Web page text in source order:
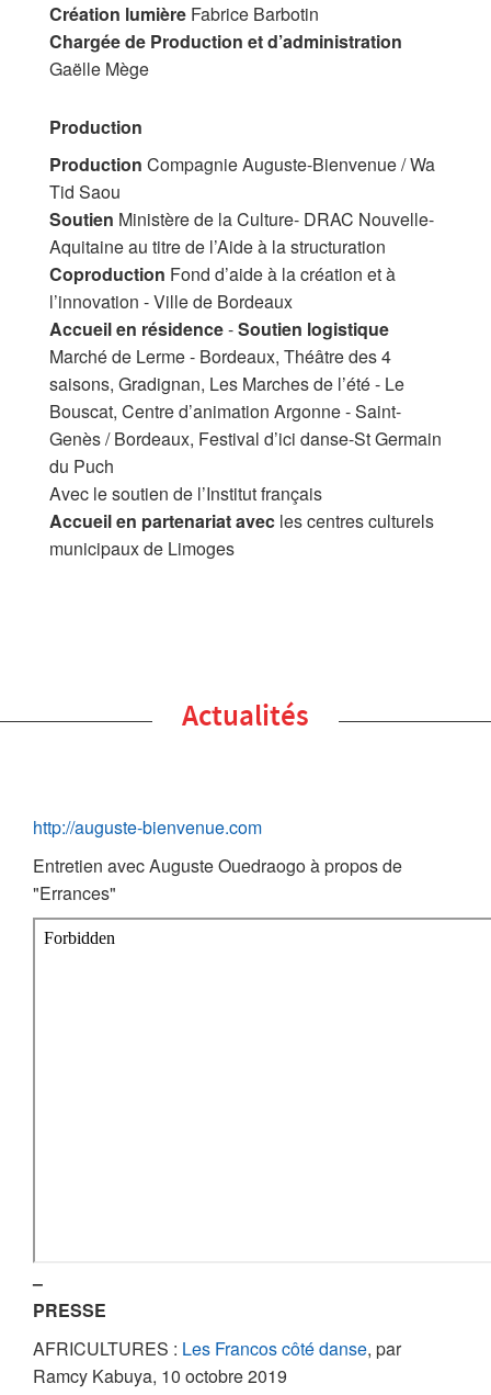
Création lumière Fabrice Barbotin
Chargée de Production et d’administration
Gaëlle Mège
Production
Production Compagnie Auguste-Bienvenue / Wa
Tid Saou
Soutien Ministère de la Culture- DRAC Nouvelle-
Aquitaine au titre de l’Aide à la structuration
Coproduction Fond d’aide à la création et à
l’innovation - Ville de Bordeaux
Accueil en résidence-Soutien logistique
Marché de Lerme - Bordeaux, Théâtre des 4
saisons, Gradignan, Les Marches de l’été - Le
Bouscat, Centre d’animation Argonne - Saint-
Genès / Bordeaux, Festival d’ici danse-St Germain
du Puch
Avec le soutien de l’Institut français
Accueil en partenariat avec les centres culturels
municipaux de Limoges
Actualités
http://auguste-bienvenue.com
Entretien avec Auguste Ouedraogo à propos de
"Errances"
–
PRESSE
AFRICULTURES : Les Francos côté danse, par
Ramcy Kabuya, 10 octobre 2019